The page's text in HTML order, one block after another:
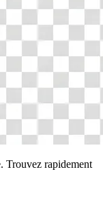
Trouvez rapidement